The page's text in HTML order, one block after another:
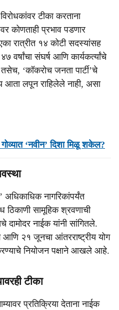
टीका करताना
कोणताही प्रभाव पडणार
रात्रीत १४ कोटी सदस्यांसह
वर्षांचा संघर्ष आणि कार्यकर्त्यांचे
‘कॉकरोच जनता पार्टी’चे
आता लपून राहिलेले नाही, असा
‘नवीन’ दिशा मिळू शकेल?
अधिकाधिक नागरिकांपर्यंत
ठिकाणी सामूहिक श्रवणाची
दामोदर नाईक यांनी सांगितले.
आणि २१ जूनचा आंतरराष्ट्रीय योग
नियोजन पक्षाने आखले आहे.
टीका
प्रतिक्रिया देताना नाईक